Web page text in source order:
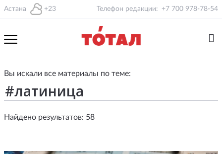
Астана +23 Телефон редакции: +7 700 978-78-54
Вы искали все материалы по теме:
Найдено результатов: 58